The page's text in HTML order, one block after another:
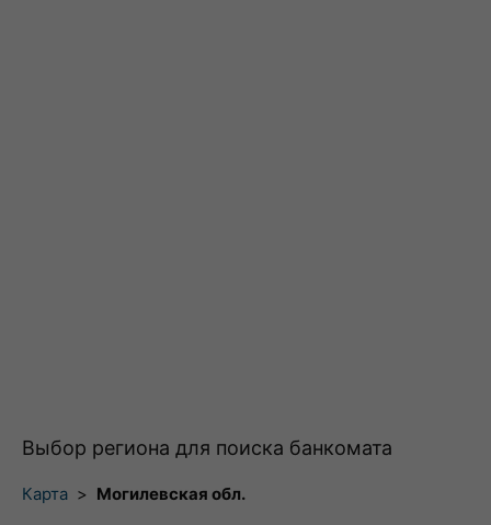
Выбор региона для поиска банкомата
Карта > Могилевская обл.